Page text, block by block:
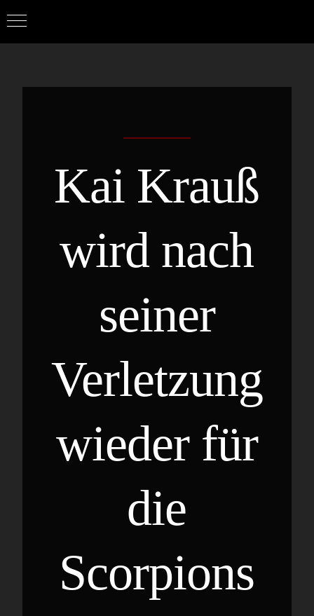
Kai Krauß
wird nach
seiner
Verletzung
wieder für
die
Scorpions